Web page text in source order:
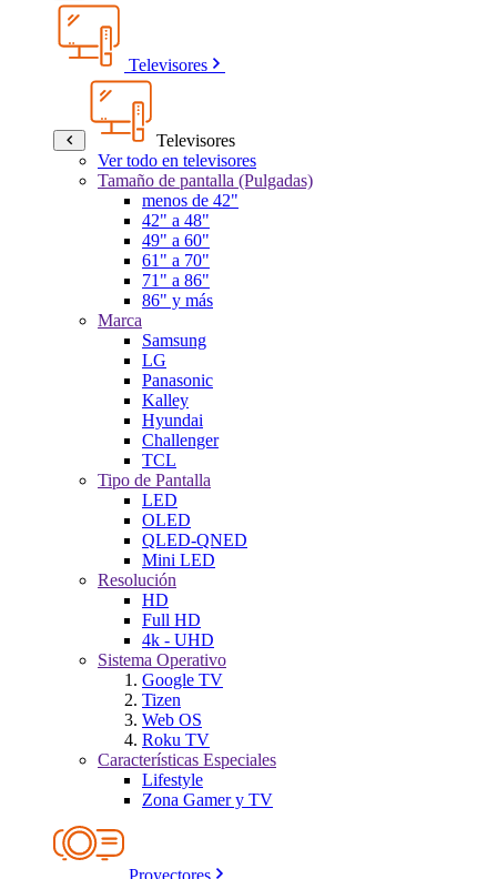
Televisores
Televisores
Ver todo en televisores
Tamaño de pantalla (Pulgadas)
menos de 42"
42" a 48"
49" a 60"
61" a 70"
71" a 86"
86" y más
Marca
Samsung
LG
Panasonic
Kalley
Hyundai
Challenger
TCL
Tipo de Pantalla
LED
OLED
QLED-QNED
Mini LED
Resolución
HD
Full HD
4k - UHD
Sistema Operativo
Google TV
Tizen
Web OS
Roku TV
Características Especiales
Lifestyle
Zona Gamer y TV
Proyectores